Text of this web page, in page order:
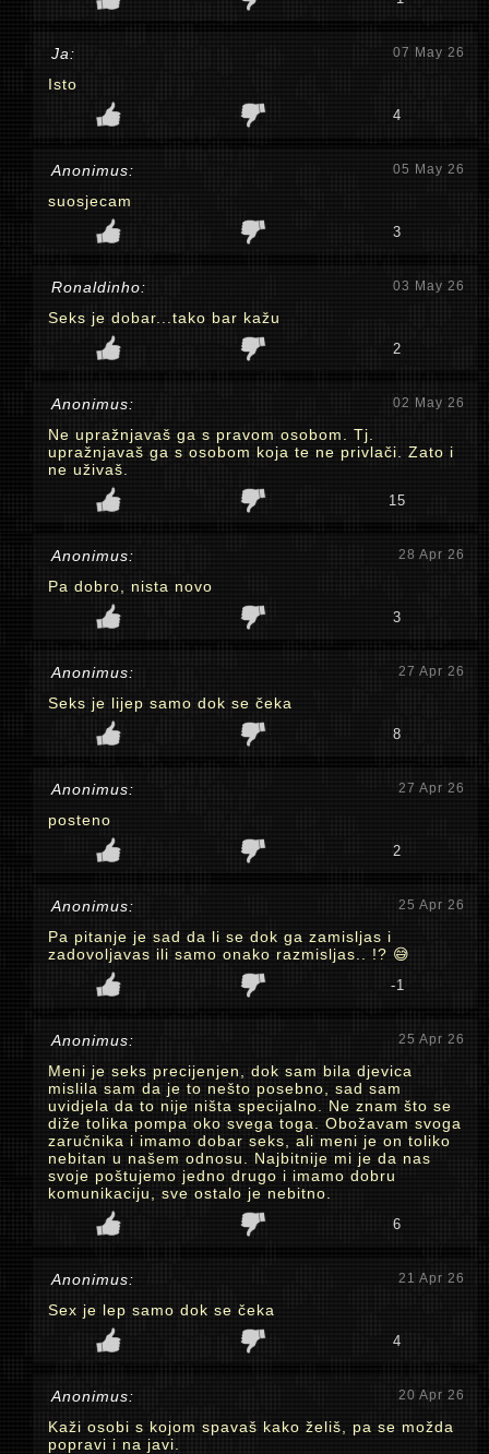
Ja: 07 May 26
Isto
4
Anonimus: 05 May 26
suosjecam
3
Ronaldinho: 03 May 26
Seks je dobar...tako bar kažu
2
Anonimus: 02 May 26
Ne upražnjavaš ga s pravom osobom. Tj.
upražnjavaš ga s osobom koja te ne privlači. Zato i
ne uživaš.
15
Anonimus: 28 Apr 26
Pa dobro, nista novo
3
Anonimus: 27 Apr 26
Seks je lijep samo dok se čeka
8
Anonimus: 27 Apr 26
posteno
2
Anonimus: 25 Apr 26
Pa pitanje je sad da li se dok ga zamisljas i
zadovoljavas ili samo onako razmisljas.. !? 😅
-1
Anonimus: 25 Apr 26
Meni je seks precijenjen, dok sam bila djevica
mislila sam da je to nešto posebno, sad sam
uvidjela da to nije ništa specijalno. Ne znam što se
diže tolika pompa oko svega toga. Obožavam svoga
zaručnika i imamo dobar seks, ali meni je on toliko
nebitan u našem odnosu. Najbitnije mi je da nas
svoje poštujemo jedno drugo i imamo dobru
komunikaciju, sve ostalo je nebitno.
6
Anonimus: 21 Apr 26
Sex je lep samo dok se čeka
4
Anonimus: 20 Apr 26
Kaži osobi s kojom spavaš kako želiš, pa se možda
popravi i na javi.